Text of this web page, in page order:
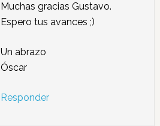
Muchas gracias Gustavo.
Espero tus avances ;)
Un abrazo
Óscar
Responder